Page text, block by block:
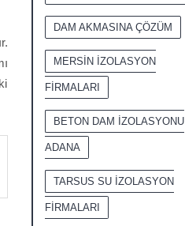
DAM AKMASINA ÇÖZÜM
MERSİN İZOLASYON
FİRMALARI
BETON DAM İZOLASYONU
ADANA
TARSUS SU İZOLASYON
FİRMALARI